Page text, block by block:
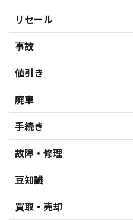
リセール
事故
値引き
廃車
手続き
故障・修理
豆知識
買取・売却